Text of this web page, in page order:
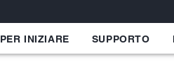
PER INIZIARE SUPPORTO